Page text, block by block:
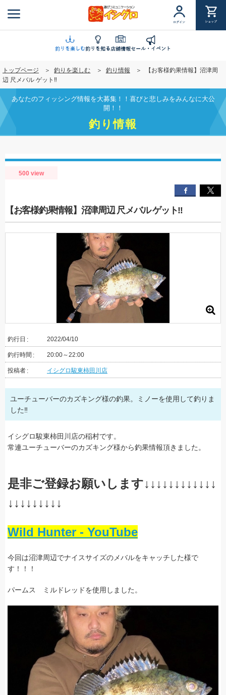
ン
ツ
移
動
ログイン ショップ
釣りを楽しむ釣りを知る店舗情報セール・イベント
トップページ 釣りを楽しむ 釣り情報
【お客様釣果情報】沼津周
辺 尺メバル ゲット‼
あなたのフィッシング情報を大募集！！喜びと悲しみをみんなに大公
開！！
釣り情報
500 view
【お客様釣果情報】沼津周辺 尺メバル ゲット‼
釣行日 2022/04/10
釣行時間 20:00～22:00
投稿者 イシグロ駿東柿田川店
ユーチューバーのカズキング様の釣果。ミノーを使用して釣りま
した‼
イシグロ駿東柿田川店の稲村です。
常連ユーチューバーのカズキング様から釣果情報頂きました。
是非ご登録お願いします↓↓↓↓↓↓↓↓↓↓↓↓
↓↓↓↓↓↓↓↓↓
Wild Hunter - YouTube
今回は沼津周辺でナイスサイズのメバルをキャッチした様で
す！！！
パームス ミルドレッドを使用しました。